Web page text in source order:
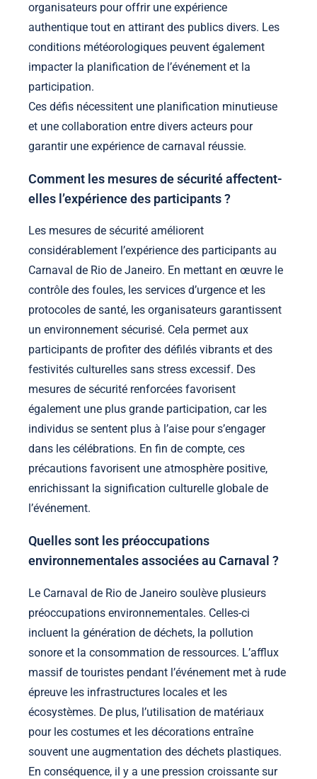
organisateurs pour offrir une expérience
authentique tout en attirant des publics divers. Les
conditions météorologiques peuvent également
impacter la planification de l’événement et la
participation.
Ces défis nécessitent une planification minutieuse
et une collaboration entre divers acteurs pour
garantir une expérience de carnaval réussie.
Comment les mesures de sécurité affectent-
elles l’expérience des participants ?
Les mesures de sécurité améliorent
considérablement l’expérience des participants au
Carnaval de Rio de Janeiro. En mettant en œuvre le
contrôle des foules, les services d’urgence et les
protocoles de santé, les organisateurs garantissent
un environnement sécurisé. Cela permet aux
participants de profiter des défilés vibrants et des
festivités culturelles sans stress excessif. Des
mesures de sécurité renforcées favorisent
également une plus grande participation, car les
individus se sentent plus à l’aise pour s’engager
dans les célébrations. En fin de compte, ces
précautions favorisent une atmosphère positive,
enrichissant la signification culturelle globale de
l’événement.
Quelles sont les préoccupations
environnementales associées au Carnaval ?
Le Carnaval de Rio de Janeiro soulève plusieurs
préoccupations environnementales. Celles-ci
incluent la génération de déchets, la pollution
sonore et la consommation de ressources. L’afflux
massif de touristes pendant l’événement met à rude
épreuve les infrastructures locales et les
écosystèmes. De plus, l’utilisation de matériaux
pour les costumes et les décorations entraîne
souvent une augmentation des déchets plastiques.
En conséquence, il y a une pression croissante sur